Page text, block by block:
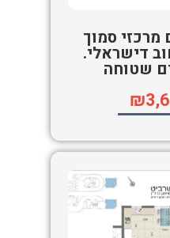
מרכזי סמוך
דישראלי.